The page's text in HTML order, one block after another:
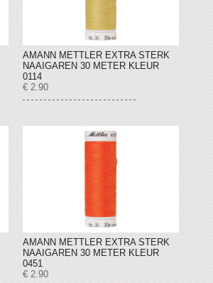
AMANN METTLER EXTRA STERK
NAAIGAREN 30 METER KLEUR
0114
€ 2.90
AMANN METTLER EXTRA STERK
NAAIGAREN 30 METER KLEUR
0451
€ 2.90